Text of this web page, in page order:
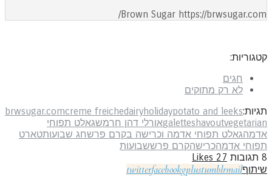
Brown Sugar https://
חגים
לא רק מתוקים
brwsugar.comcreme freichedairyholidaypotato and leeks
galetteshavout אורלי דהן חרמשגאלט תפוחי
גאלט תפוחי אדמה וכרישה בקרם פרשחג שבועותטארט
אדמהכרישהקרם פרששבועות
תגובות 27
Likes
twitterfacebookgplustumblrmail